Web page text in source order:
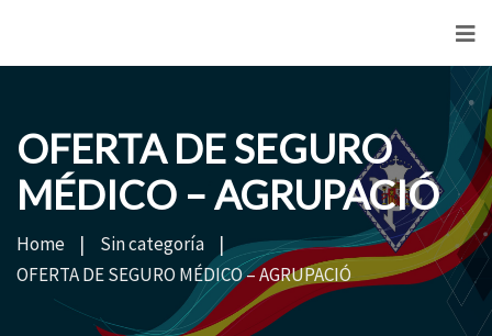
OFERTA DE SEGURO
MÉDICO – AGRUPACIÓ
Home
Sin categoría
OFERTA DE SEGURO MÉDICO – AGRUPACIÓ